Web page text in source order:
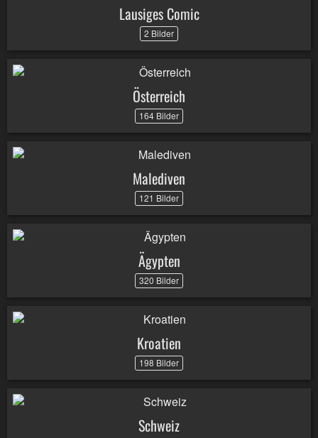
Lausiges Comic
2 Bilder
Österreich
164 Bilder
Malediven
121 Bilder
Ägypten
320 Bilder
Kroatien
198 Bilder
Schweiz